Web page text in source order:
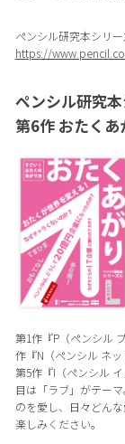
ペンシル研究本シリ
https://
ペンシル研究
第6作 おたくあ
第1作『P（ペンシル
作『N（ペンシル ネ
第5作『I（ペンシル
目は「ラブ」がテー
のを愛し、日々どん
楽しみください。